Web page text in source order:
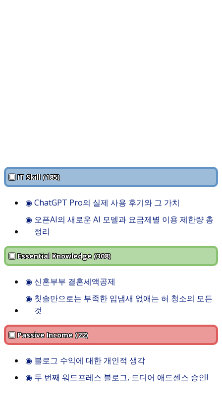
▣ IT Skill (185)
◉ ChatGPT Pro의 실제 사용 후기와 그 가치
◉ 오픈AI의 새로운 AI 모델과 요금제별 이용 제한량 총
정리
▣ Essential Knowledge (308)
◉ 신혼부부 결혼세액공제
◉ 칫솔만으로는 부족한 입냄새 없애는 혀 청소의 모든
것
▣ Passive Income (22)
◉ 블로그 수익에 대한 개인적 생각
◉ 두 번째 워드프레스 블로그, 드디어 애드센스 승인!